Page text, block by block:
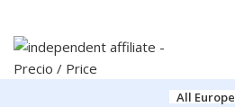
All Europe